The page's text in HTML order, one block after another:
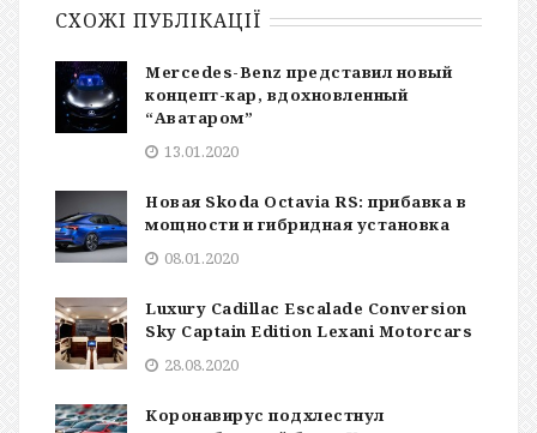
СХОЖІ ПУБЛІКАЦІЇ
Mercedes-Benz представил новый
концепт-кар, вдохновленный
“Аватаром”
13.01.2020
Новая Skoda Octavia RS: прибавка в
мощности и гибридная установка
08.01.2020
Luxury Cadillac Escalade Conversion
Sky Captain Edition Lexani Motorcars
28.08.2020
Коронавирус подхлестнул